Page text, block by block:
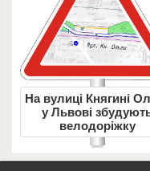
На вулиці Княгині
у Львові
велодоріжку